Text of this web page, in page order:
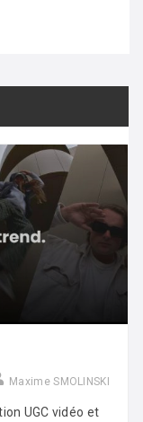
Maxime SMOLINSKI
UGC vidéo et